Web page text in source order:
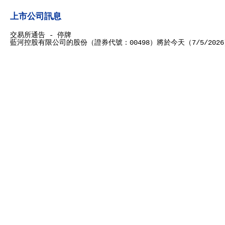
上市公司訊息
交易所通告 - 停牌
藍河控股有限公司的股份（證券代號：00498）將於今天（7/5/2026